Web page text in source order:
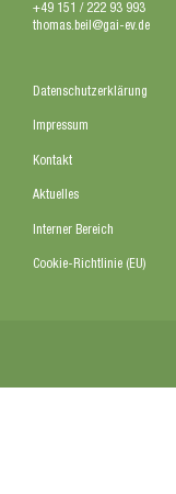
+49 151 / 222 93 993
thomas.beil@gai-ev.de
Datenschutzerklärung
Impressum
Kontakt
Aktuelles
Interner Bereich
Cookie-Richtlinie (EU)